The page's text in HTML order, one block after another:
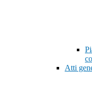
Atti